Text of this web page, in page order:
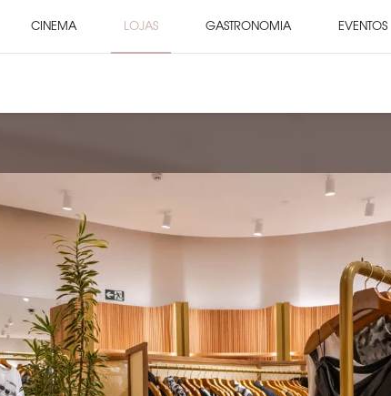
CINEMA LOJAS GASTRONOMIA EVENTOS